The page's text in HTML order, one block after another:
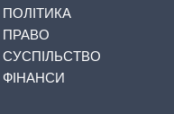
ПОЛІТИКА
ПРАВО
СУСПІЛЬСТВО
ФІНАНСИ